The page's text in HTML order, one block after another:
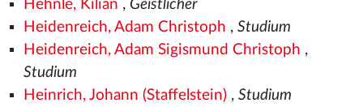
Hehnle, Kilian , Geistlicher
Heidenreich, Adam Christoph , Studium
Heidenreich, Adam Sigismund Christoph ,
Studium
Heinrich, Johann (Staffelstein), Studium